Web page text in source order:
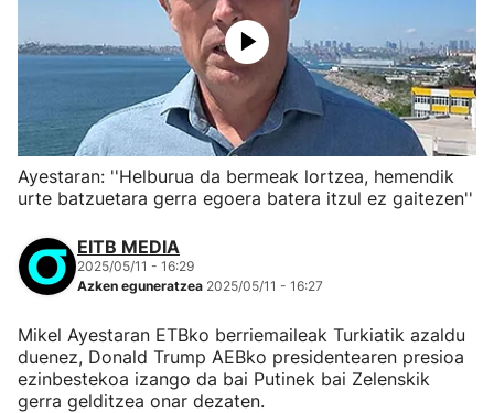
Ayestaran: ''Helburua da bermeak lortzea, hemendik
urte batzuetara gerra egoera batera itzul ez gaitezen''
EITB MEDIA
2025/05/11 - 16:29
Azken eguneratzea 2025/05/11 - 16:27
Mikel Ayestaran ETBko berriemaileak Turkiatik azaldu
duenez, Donald Trump AEBko presidentearen presioa
ezinbestekoa izango da bai Putinek bai Zelenskik
gerra gelditzea onar dezaten.